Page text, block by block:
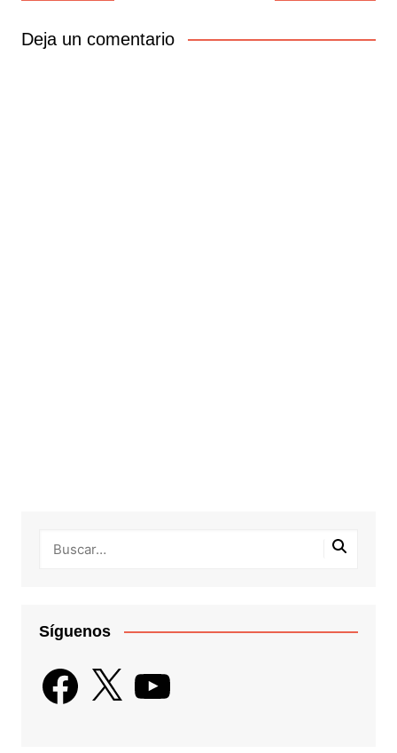
entradas
Deja un comentario
Síguenos
Facebook
X YouTube